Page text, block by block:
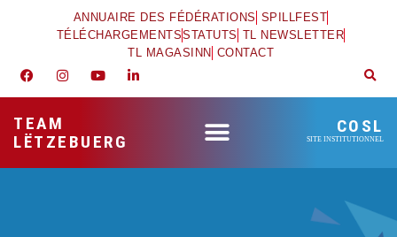
ANNUAIRE DES FÉDÉRATIONS SPILLFEST
TÉLÉCHARGEMENTSSTATUTS TL NEWSLETTER
TL MAGASINN CONTACT
TEAM
LËTZEBUERG
COSL
SITE INSTITUTIONNEL